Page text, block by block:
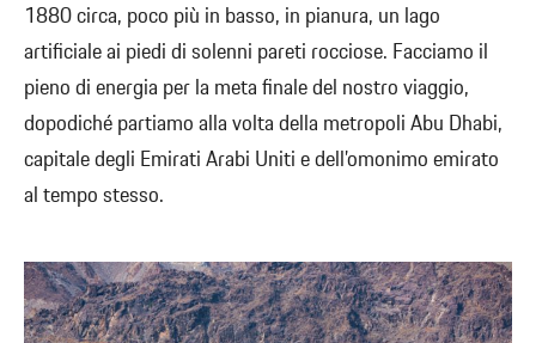
1880 circa, poco più in basso, in pianura, un lago
artificiale ai piedi di solenni pareti rocciose. Facciamo il
pieno di energia per la meta finale del nostro viaggio,
dopodiché partiamo alla volta della metropoli Abu Dhabi,
capitale degli Emirati Arabi Uniti e dell’omonimo emirato
al tempo stesso.